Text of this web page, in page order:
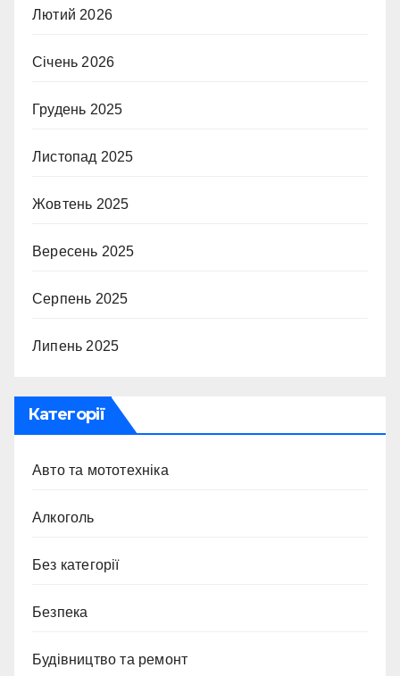
Лютий 2026
Січень 2026
Грудень 2025
Листопад 2025
Жовтень 2025
Вересень 2025
Серпень 2025
Липень 2025
Категорії
Авто та мототехніка
Алкоголь
Без категорії
Безпека
Будівництво та ремонт